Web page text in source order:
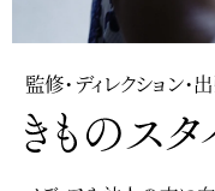
監修・ディレクション・